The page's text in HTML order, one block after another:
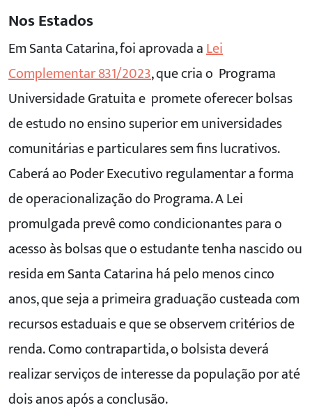
Nos Estados
Em Santa Catarina, foi aprovada aLei
Complementar 831/2023, que cria o Programa
Universidade Gratuita e promete oferecer bolsas
de estudo no ensino superior em universidades
comunitárias e particulares sem fins lucrativos.
Caberá ao Poder Executivo regulamentar a forma
de operacionalização do Programa. A Lei
promulgada prevê como condicionantes para o
acesso às bolsas que o estudante tenha nascido ou
resida em Santa Catarina há pelo menos cinco
anos, que seja a primeira graduação custeada com
recursos estaduais e que se observem critérios de
renda. Como contrapartida, o bolsista deverá
realizar serviços de interesse da população por até
dois anos após a conclusão.